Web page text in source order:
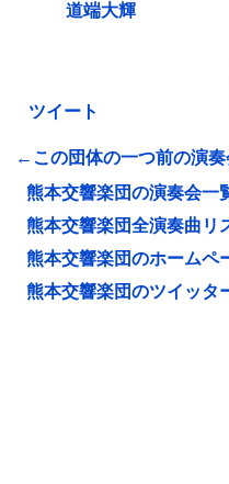
道端大輝
ツイート
←この団体の一つ前の演奏
熊本交響楽団の演奏会一
熊本交響楽団全演奏曲リ
熊本交響楽団のホームペ
熊本交響楽団のツイッタ